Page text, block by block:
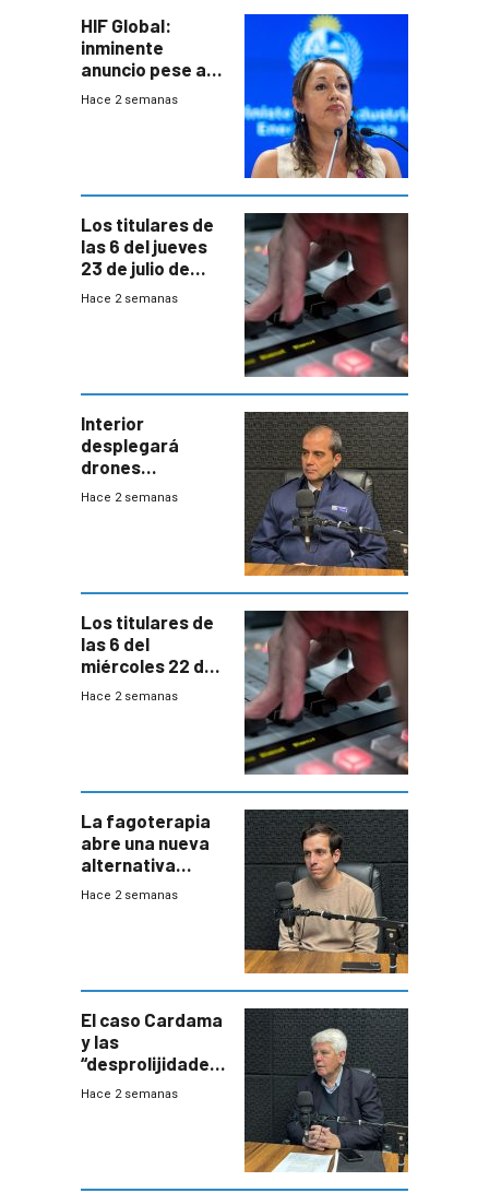
HIF Global:
inminente
anuncio pese a
declaración de
gobierno
Hace 2 semanas
Los titulares de
las 6 del jueves
23 de julio de
2026
Hace 2 semanas
Interior
desplegará
drones
autónomos para
Hace 2 semanas
Los titulares de
las 6 del
miércoles 22 de
julio de 2026
Hace 2 semanas
La fagoterapia
abre una nueva
alternativa
contra bacterias
innovadora
Hace 2 semanas
El caso Cardama
y las
“desprolijidades”
que la
Hace 2 semanas